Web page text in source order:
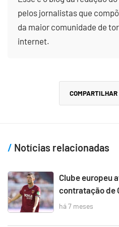
pelos jornalistas que
da maior comunidade de
internet.
Notícias relacionadas
Clube europeu
contratação de
há 7 meses